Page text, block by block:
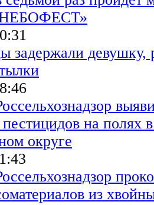
задержали
на полях
округе
из